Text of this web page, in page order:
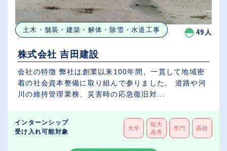
土木・舗装・建築・解体・除雪・水道工事 49人
株式会社 吉田建設
会社の特徴 弊社は創業以来100年間、一貫して地域密
着の社会資本整備に取り組んで参りました。 道路や河
川の維持管理業務、災害時の応急復旧対...
インターンシップ
受け入れ可能対象
大学
短大
高専
専門 高校